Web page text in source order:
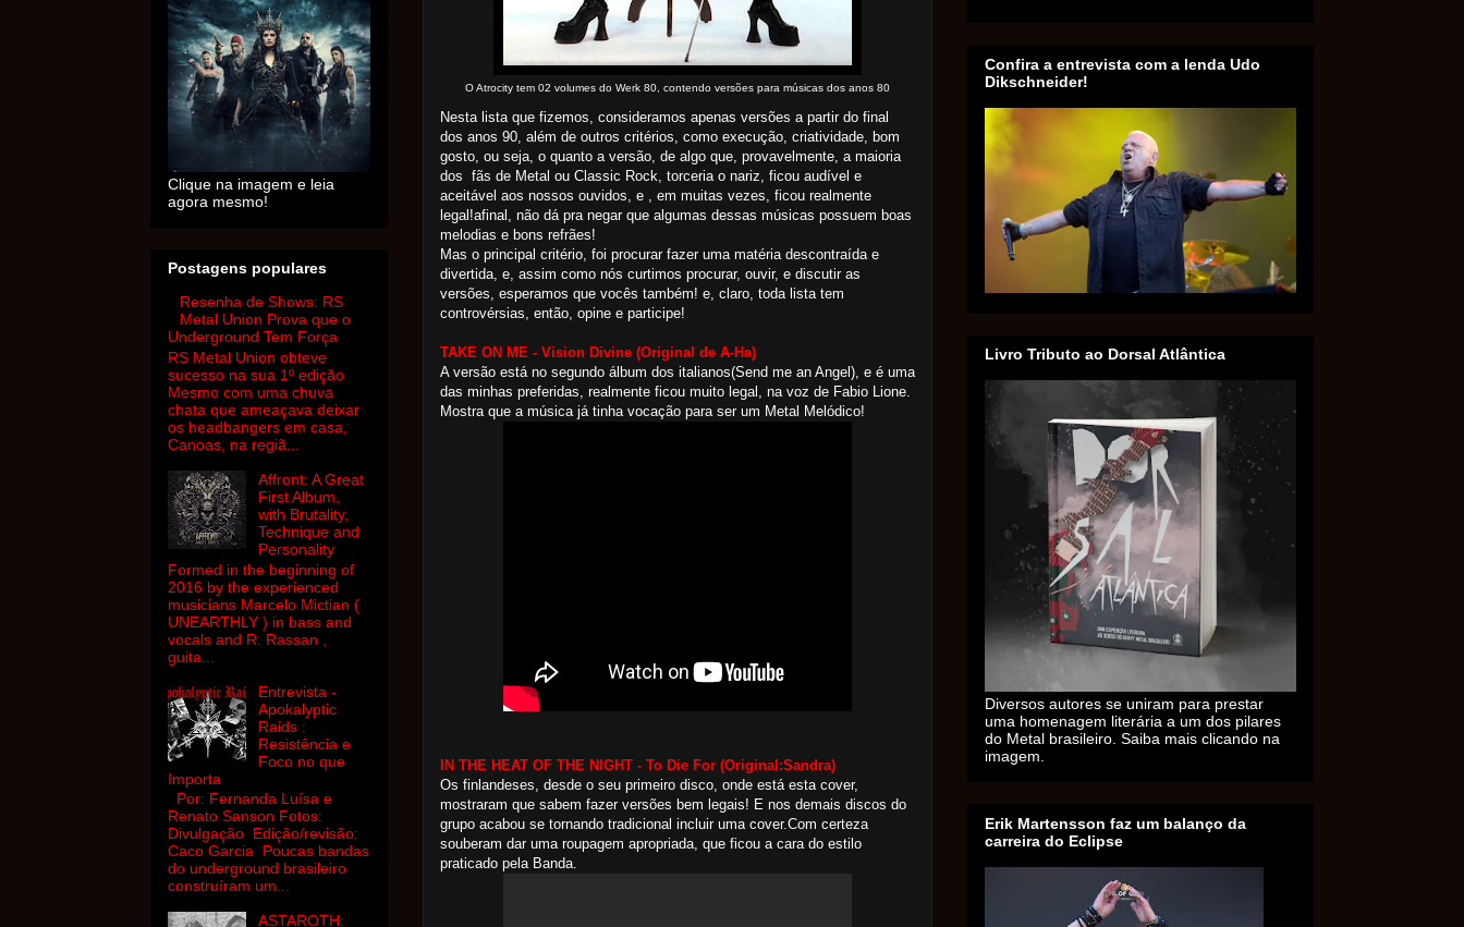
O Atrocity tem 02 volumes do Werk 80, contendo versões para músicas dos anos 80
Nesta lista que fizemos, consideramos apenas versões a partir do final
dos anos 90, além de outros critérios, como execução, criatividade, bom
gosto, ou seja, o quanto a versão, de algo que, provavelmente, a maioria
dos fãs de Metal ou Classic Rock, torceria o nariz, ficou audível e
aceitável aos nossos ouvidos, e , em muitas vezes, ficou realmente
legal!afinal, não dá pra negar que algumas dessas músicas possuem boas
melodias e bons refrães!
Mas o principal critério, foi procurar fazer uma matéria descontraída e
divertida, e, assim como nós curtimos procurar, ouvir, e discutir as
versões, esperamos que vocês também! e, claro, toda lista tem
controvérsias, então, opine e participe!
TAKE ON ME - Vision Divine (Original de A-Ha)
A versão está no segundo álbum dos italianos(Send me an Angel), e é uma
das minhas preferidas, realmente ficou muito legal, na voz de Fabio Lione.
Mostra que a música já tinha vocação para ser um Metal Melódico!
IN THE HEAT OF THE NIGHT - To Die For (Original:Sandra)
Os finlandeses, desde o seu primeiro disco, onde está esta cover,
mostraram que sabem fazer versões bem legais! E nos demais discos do
grupo acabou se tornando tradicional incluir uma cover.Com certeza
souberam dar uma roupagem apropriada, que ficou a cara do estilo
praticado pela Banda.
Clique na imagem e leia
agora mesmo!
Postagens populares
Resenha de Shows: RS
Metal Union Prova que o
Underground Tem Força
RS Metal Union obteve
sucesso na sua 1º edição
Mesmo com uma chuva
chata que ameaçava deixar
os headbangers em casa,
Canoas, na regiã...
Affront: A Great
First Album,
with Brutality,
Technique and
Personality
Formed in the beginning of
2016 by the experienced
musicians Marcelo Mictian (
UNEARTHLY ) in bass and
vocals and R. Rassan ,
guita...
Entrevista -
Apokalyptic
Raids :
Resistência e
Foco no que
Importa
Por: Fernanda Luísa e
Renato Sanson Fotos:
Divulgação Edição/revisão:
Caco Garcia Poucas bandas
do underground brasileiro
construíram um...
ASTAROTH:
Confira a entrevista com a lenda Udo
Dikschneider!
Livro Tributo ao Dorsal Atlântica
Diversos autores se uniram para prestar
uma homenagem literária a um dos pilares
do Metal brasileiro. Saiba mais clicando na
imagem.
Erik Martensson faz um balanço da
carreira do Eclipse